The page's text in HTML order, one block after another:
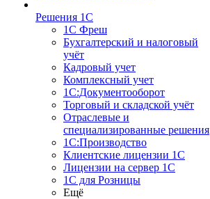
Решения 1С
1С Фреш
Бухгалтерский и налоговый
учёт
Кадровый учет
Комплексный учет
1С:Документооборот
Торговый и складской учёт
Отраслевые и
специализированные решения
1С:Производство
Клиентские лицензии 1С
Лицензии на сервер 1С
1С для Розницы
Ещё